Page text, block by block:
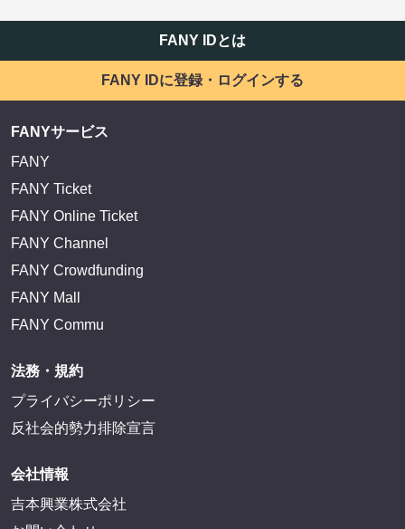
FANY IDとは
FANY IDに登録・ログインする
FANYサービス
FANY
FANY Ticket
FANY Online Ticket
FANY Channel
FANY Crowdfunding
FANY Mall
FANY Commu
法務・規約
プライバシーポリシー
反社会的勢力排除宣言
会社情報
吉本興業株式会社